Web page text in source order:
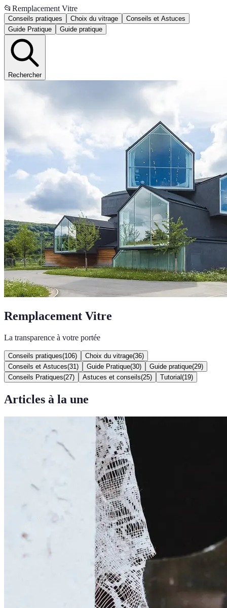
📂 Remplacement Vitre
Conseils pratiques Choix du vitrage
Conseils et Astuces
Guide Pratique
Guide pratique
Rechercher
Remplacement Vitre
La transparence à votre portée
Conseils pratiques(106) Choix du vitrage(36)
Conseils et Astuces(31 ) Guide Pratique(30) Guide pratique(29)
Conseils Pratiques(27) Astuces et conseils(25) Tutorial (19)
Articles à la une